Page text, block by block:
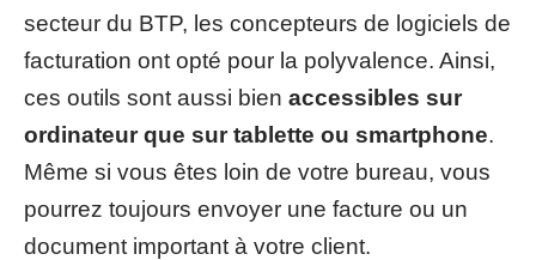
secteur du BTP, les concepteurs de logiciels de
facturation ont opté pour la polyvalence. Ainsi,
ces outils sont aussi bien accessibles sur
ordinateur que sur tablette ou smartphone.
Même si vous êtes loin de votre bureau, vous
pourrez toujours envoyer une facture ou un
document important à votre client.